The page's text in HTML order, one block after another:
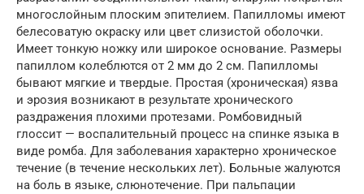
многослойным плоским эпителием. Папилломы имеют
белесоватую окраску или цвет слизистой оболочки.
Имеет тонкую ножку или широкое основание. Размеры
папиллом колеблются от 2 мм до 2 см. Папилломы
бывают мягкие и твердые. Простая (хроническая) язва
и эрозия возникают в результате хронического
раздражения плохими протезами. Ромбовидный
глоссит — воспалительный процесс на спинке языка в
виде ромба. Для заболевания характерно хроническое
течение (в течение нескольких лет). Больные жалуются
на боль в языке, слюнотечение. При пальпации